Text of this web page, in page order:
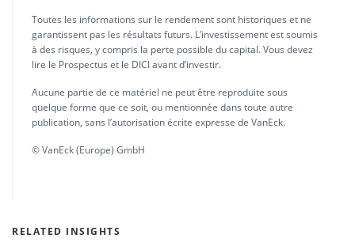
Toutes les informations sur le rendement sont historiques et ne
garantissent pas les résultats futurs. L’investissement est soumis
à des risques, y compris la perte possible du capital. Vous devez
lire le Prospectus et le DICI avant d’investir.
Aucune partie de ce matériel ne peut être reproduite sous
quelque forme que ce soit, ou mentionnée dans toute autre
publication, sans l’autorisation écrite expresse de VanEck.
© VanEck (Europe) GmbH
RELATED INSIGHTS